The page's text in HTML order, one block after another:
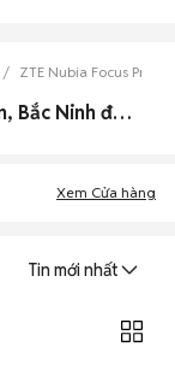
ZTE Nubia Focus Pro
0 Zte Nubia Focus Pro cũ Thị xã Từ Sơn, Bắc Ninh đẹp
Xem Cửa hàng
Tin mới nhất